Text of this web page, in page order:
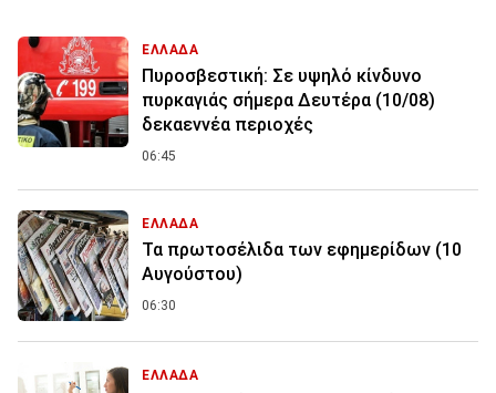
ΕΛΛΑΔΑ
Πυροσβεστική: Σε υψηλό κίνδυνο
πυρκαγιάς σήμερα Δευτέρα (10/08)
δεκαεννέα περιοχές
06:45
ΕΛΛΑΔΑ
Τα πρωτοσέλιδα των εφημερίδων (10
Αυγούστου)
06:30
ΕΛΛΑΔΑ